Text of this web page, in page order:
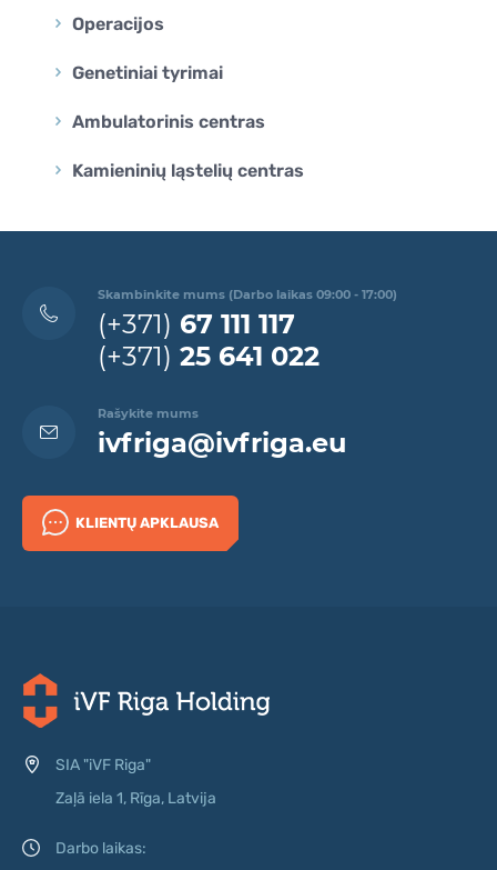
Operacijos
Genetiniai tyrimai
Ambulatorinis centras
Kamieninių ląstelių centras
Skambinkite mums (Darbo laikas 09:00 - 17:00)
(+371) 67 111 117
(+371) 25 641 022
Rašykite mums
ivfriga@ivfriga.eu
KLIENTŲ APKLAUSA
SIA "iVF Riga"
Zaļā iela 1, Rīga, Latvija
Darbo laikas: